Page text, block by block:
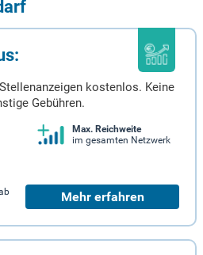
kostenlos. Keine
Gebühren.
Max. Reichweite
im gesamten Netzwerk
Mehr erfahren